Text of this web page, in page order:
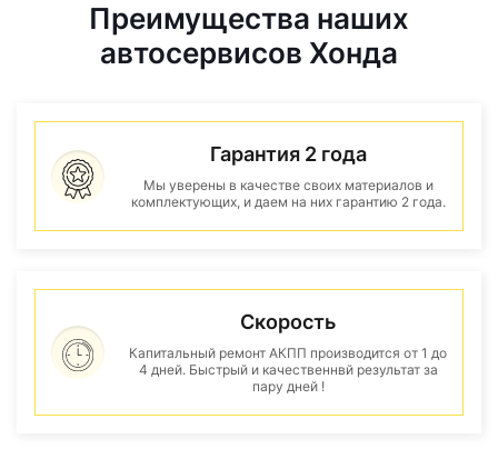
Преимущества наших
автосервисов Хонда
Гарантия 2 года
Мы уверены в качестве своих материалов и
комплектующих, и даем на них гарантию 2 года.
Скорость
Капитальный ремонт АКПП производится от 1 до
4 дней. Быстрый и качественнвй результат за
пару дней !